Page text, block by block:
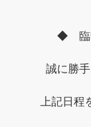
◆ 臨
誠に勝
上記日